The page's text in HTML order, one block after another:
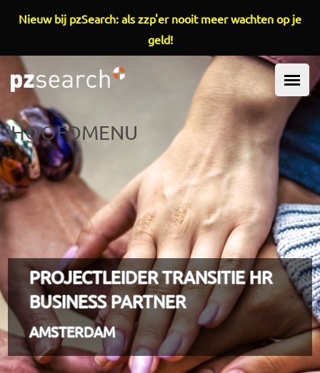
Overslaan en naar de inhoud gaan
HOOFDMENU
PROJECTLEIDER TRANSITIE HR
BUSINESS PARTNER
AMSTERDAM
Nieuw bij pzSearch: als zzp'er nooit meer wachten op je
geld!